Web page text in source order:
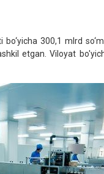
300,1 mlrd
etgan. Viloyat